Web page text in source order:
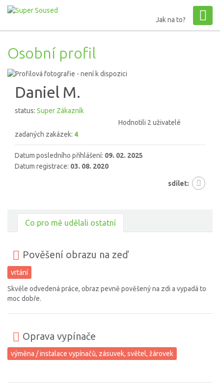
Jak na to?
Osobní profil
Daniel M.
status: Super Zákazník
Hodnotili 2 uživatelé
zadaných zakázek: 4
Datum posledního přihlášení: 09. 02. 2025
Datum registrace: 03. 08. 2020
sdílet:
Co pro mě udělali ostatní
Pověšení obrazu na zeď
vrtání
Skvěle odvedená práce, obraz pevně pověšený na zdi a vypadá to
moc dobře.
Oprava vypínače
výměna / instalace vypínačů, zásuvek, světel, žárovek